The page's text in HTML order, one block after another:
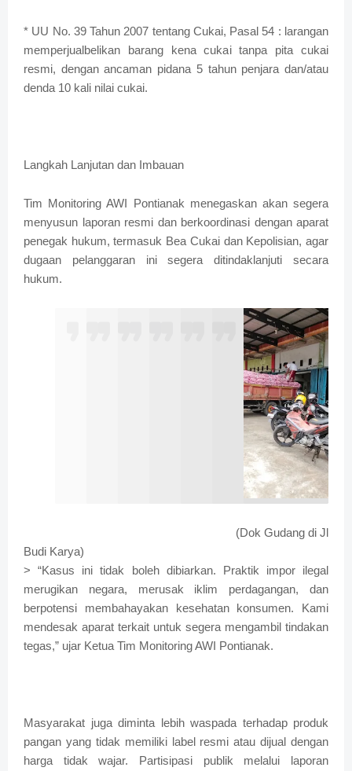
* UU No. 39 Tahun 2007 tentang Cukai, Pasal 54 : larangan
memperjualbelikan barang kena cukai tanpa pita cukai
resmi, dengan ancaman pidana 5 tahun penjara dan/atau
denda 10 kali nilai cukai.
Langkah Lanjutan dan Imbauan
Tim Monitoring AWI Pontianak menegaskan akan segera
menyusun laporan resmi dan berkoordinasi dengan aparat
penegak hukum, termasuk Bea Cukai dan Kepolisian, agar
dugaan pelanggaran ini segera ditindaklanjuti secara
hukum.
(Dok Gudang di Jl
Budi Karya)
> “Kasus ini tidak boleh dibiarkan. Praktik impor ilegal
merugikan negara, merusak iklim perdagangan, dan
berpotensi membahayakan kesehatan konsumen. Kami
mendesak aparat terkait untuk segera mengambil tindakan
tegas,” ujar Ketua Tim Monitoring AWI Pontianak.
Masyarakat juga diminta lebih waspada terhadap produk
pangan yang tidak memiliki label resmi atau dijual dengan
harga tidak wajar. Partisipasi publik melalui laporan